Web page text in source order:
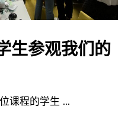
生参观我们的
课程的学生